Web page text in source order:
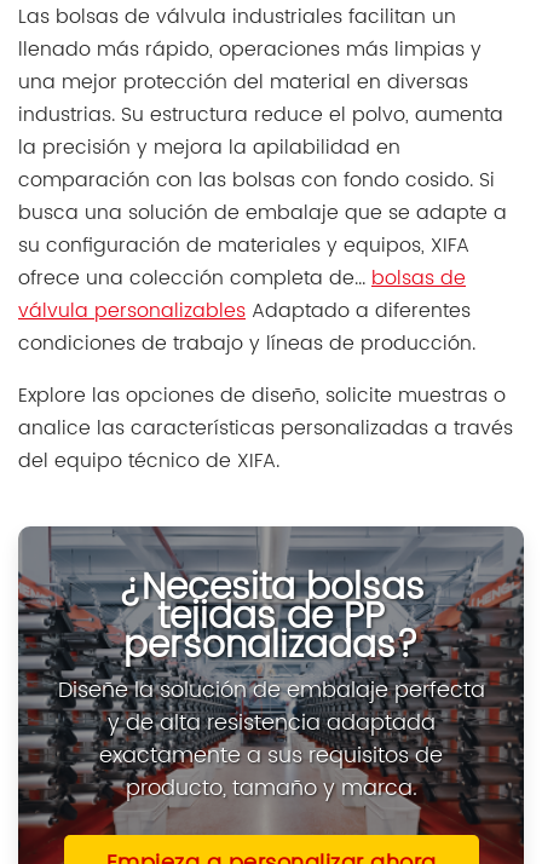
Las bolsas de válvula industriales facilitan un
llenado más rápido, operaciones más limpias y
una mejor protección del material en diversas
industrias. Su estructura reduce el polvo, aumenta
la precisión y mejora la apilabilidad en
comparación con las bolsas con fondo cosido. Si
busca una solución de embalaje que se adapte a
su configuración de materiales y equipos, XIFA
ofrece una colección completa de...bolsas de
válvula personalizables Adaptado a diferentes
condiciones de trabajo y líneas de producción.
Explore las opciones de diseño, solicite muestras o
analice las características personalizadas a través
del equipo técnico de XIFA.
¿Necesita bolsas
tejidas de PP
personalizadas?
Diseñe la solución de embalaje perfecta
y de alta resistencia adaptada
exactamente a sus requisitos de
producto, tamaño y marca.